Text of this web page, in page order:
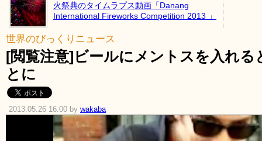
火祭典のタイムラプス動画「Danang
International Fireworks Competition 2013 」
世界のびっくりニュース
[閲覧注意]ビールにメントスを入れ
とに
2013.05.26 16:00 by wakaba